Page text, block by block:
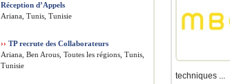
techniques ...
Réception d’Appels
Ariana, Tunis, Tunisie
›› TP recrute des Collaborateurs
Ariana, Ben Arous, Toutes les régions, Tunis,
Tunisie